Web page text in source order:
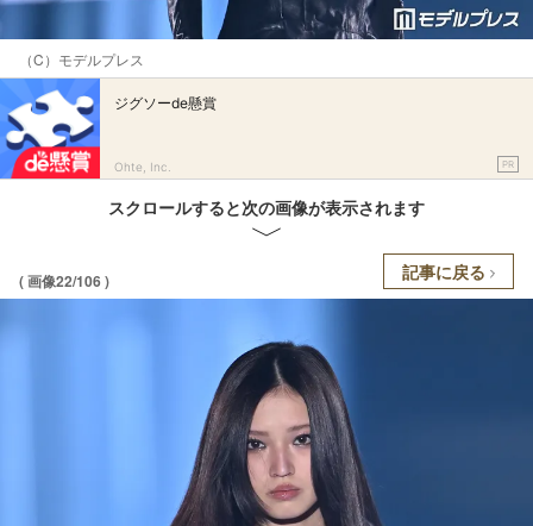
（C）モデルプレス
ジグソーde懸賞
Ohte, Inc. PR
スクロールすると次の画像が表示されます
( 画像22/106 ) 記事に戻る